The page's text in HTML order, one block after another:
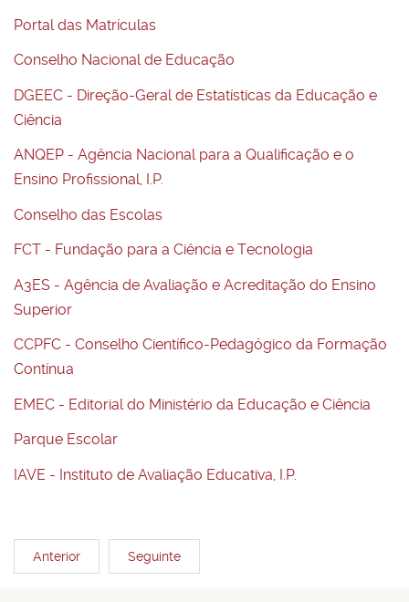
Portal das Matrículas
Conselho Nacional de Educação
DGEEC - Direção-Geral de Estatísticas da Educação e
Ciência
ANQEP - Agência Nacional para a Qualificação e o
Ensino Profissional, I.P.
Conselho das Escolas
FCT - Fundação para a Ciência e Tecnologia
A3ES - Agência de Avaliação e Acreditação do Ensino
Superior
CCPFC - Conselho Científico-Pedagógico da Formação
Contínua
EMEC - Editorial do Ministério da Educação e Ciência
Parque Escolar
IAVE - Instituto de Avaliação Educativa, I.P.
Anterior Seguinte